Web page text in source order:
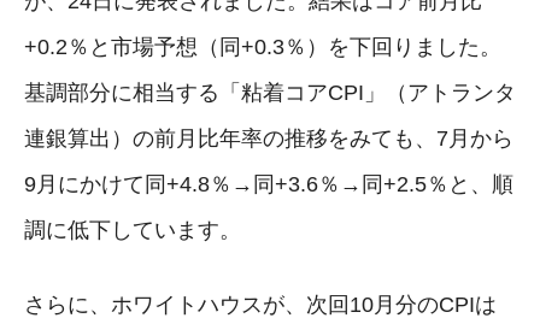
+0.2％と市場予想（同+0.3％）を下回りました。
基調部分に相当する「粘着コアCPI」（アトランタ
連銀算出）の前月比年率の推移をみても、7月から
9月にかけて同+4.8％→同+3.6％→同+2.5％と、順
調に低下しています。
さらに、ホワイトハウスが、次回10月分のCPIは